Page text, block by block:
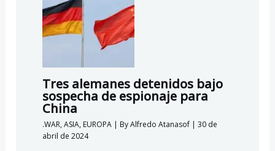
Tres alemanes detenidos bajo
sospecha de espionaje para
China
.WAR,ASIA, EUROPA| ByAlfredo Atanasof | 30 de
abril de 2024